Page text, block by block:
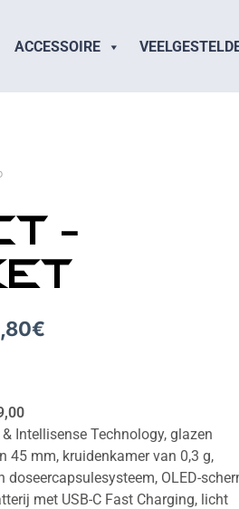
ACCESSOIRE
-
€
Intellisense Technology, glazen
45 mm, kruidenkamer van 0,3 g,
doseercapsulesysteem, OLED-
met USB-C Fast Charging, licht